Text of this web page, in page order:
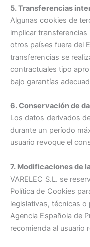
5. Transferencias
Algunas cookies de
implicar
otros países fuera del
transferencias se
contractuales tipo
bajo garantías
6. Conservación de
Los datos derivados
durante un período
usuario revoque el
7. Modificaciones de
VARELEC S.L. se
Política de Cookies
legislativas, técnicas
Agencia Española de
recomienda al usuario